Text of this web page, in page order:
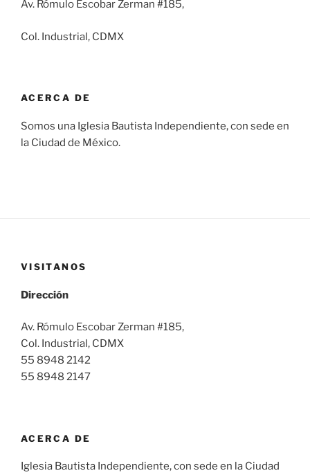
Av. Rómulo Escobar Zerman #185,
Col. Industrial, CDMX
ACERCA DE
Somos una Iglesia Bautista Independiente, con sede en
la Ciudad de México.
VISITANOS
Dirección
Av. Rómulo Escobar Zerman #185,
Col. Industrial, CDMX
55 8948 2142
55 8948 2147
ACERCA DE
Iglesia Bautista Independiente, con sede en la Ciudad